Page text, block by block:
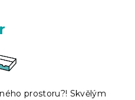
prostoru?! Skvělým